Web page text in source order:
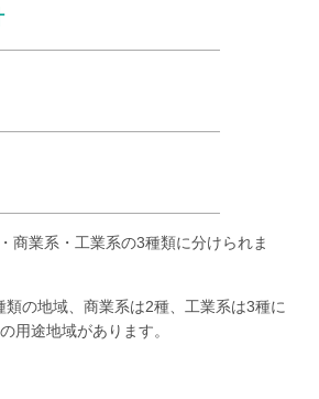
商業系・工業系の3種類に分けられま
類の地域、商業系は2種、工業系は3種に
用途地域があります。